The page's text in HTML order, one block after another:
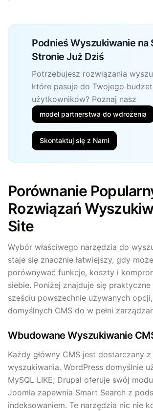
Podnieś Wyszukiwanie na
Stronie Już Dziś
Potrzebujesz rozwiązania
które pasuje do Twojego
użytkowników? Poznaj nasz
model partnerstwa do wdrożenia
Skontaktuj się z Nami
Porównanie
Rozwiązań
Site
Wybór właściwego narzędzia do
staje się znacznie łatwiejszy, gdy
porównywać funkcje, koszty i
siebie. Poniżej znajduje się
sześciu powszechnie używanych
domyślnych CMS do w pełni
Wbudowane Wyszukiwanie
Każdy główny CMS jest dostarczany
wyszukiwania. WordPress domyślnie
MySQL LIKE; Drupal oferuje swój
Joomla zapewnia Smart Search z
indeksowaniem. Te narzędzia nic nie